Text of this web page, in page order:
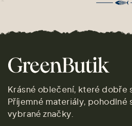
Krásné oblečení, které dobře
Příjemné materiály, pohodlné
vybrané značky.